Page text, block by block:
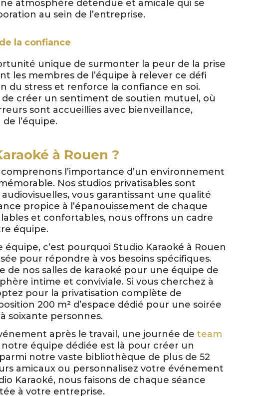
atmosphère détendue et amicale qui se
au sein de l’entreprise.
la confiance
unique de surmonter la peur de la prise
les membres de l’équipe à relever ce défi
du stress et renforce la confiance en soi.
créer un sentiment de soutien mutuel, où
sont accueillies avec bienveillance,
l’équipe.
à Rouen ?
l’importance d’un environnement
Nos studios privatisables sont
vous garantissant une qualité
propice à l’épanouissement de chaque
et confortables, nous offrons un cadre
équipe.
c’est pourquoi Studio Karaoké à Rouen
pour répondre à vos besoins spécifiques.
de nos salles de karaoké pour une équipe de
intime et conviviale. Si vous cherchez à
pour la privatisation complète de
200 m² d’espace dédié pour une soirée
soixante personnes.
après le travail, une journée deteam
notre équipe dédiée est là pour créer un
notre vaste bibliothèque de plus de 52
amicaux ou personnalisez votre événement
Karaoké, nous faisons de chaque séance
à votre entreprise.